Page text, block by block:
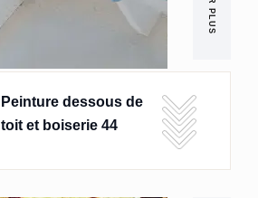
Peinture dessous de
toit et boiserie 44